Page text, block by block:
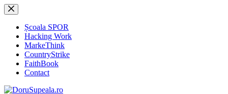
Sari
la
conținutȘcoala SPOR
Hacking Work
MarkeThink
CountryStrike
FaithBook
Contact